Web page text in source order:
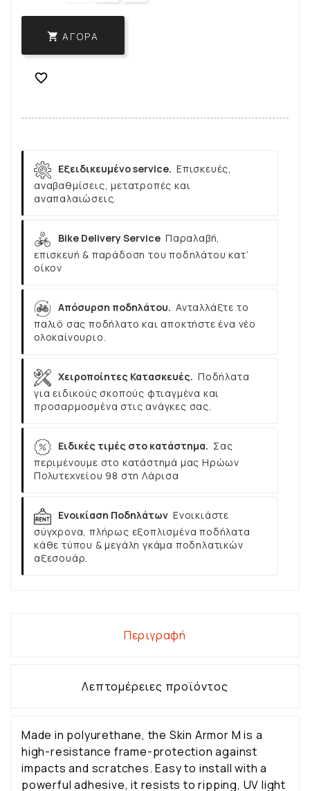
 ΑΓΟΡΆ

Εξειδικευμένο service. Επισκευές,
αναβαθμίσεις, μετατροπές και
αναπαλαιώσεις.
Bike Delivery Service Παραλαβή,
επισκευή & παράδοση του ποδηλάτου κατ’
οίκον
Απόσυρση ποδηλάτου. Ανταλλάξτε το
παλιό σας ποδήλατο και αποκτήστε ένα νέο
ολοκαίνουριο.
Χειροποίητες Κατασκευές. Ποδήλατα
για ειδικούς σκοπούς φτιαγμένα και
προσαρμοσμένα στις ανάγκες σας.
Ειδικές τιμές στο κατάστημα. Σας
περιμένουμε στο κατάστημά μας Ηρώων
Πολυτεχνείου 98 στη Λάρισα
Ενοικίαση Ποδηλάτων Ενοικιάστε
σύγχρονα, πλήρως εξοπλισμένα ποδήλατα
κάθε τύπου & μεγάλη γκάμα ποδηλατικών
αξεσουάρ.
Περιγραφή
Λεπτομέρειες προϊόντος
Made in polyurethane, the Skin Armor M is a
high-resistance frame-protection against
impacts and scratches. Easy to install with a
powerful adhesive, it resists to ripping, UV light